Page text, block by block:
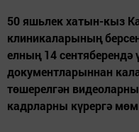
50 яшьлек хатын-кыз
клиникаларының
елның 14 сентяберендә
документларыннан
төшерелгән
кадрларны күрергә